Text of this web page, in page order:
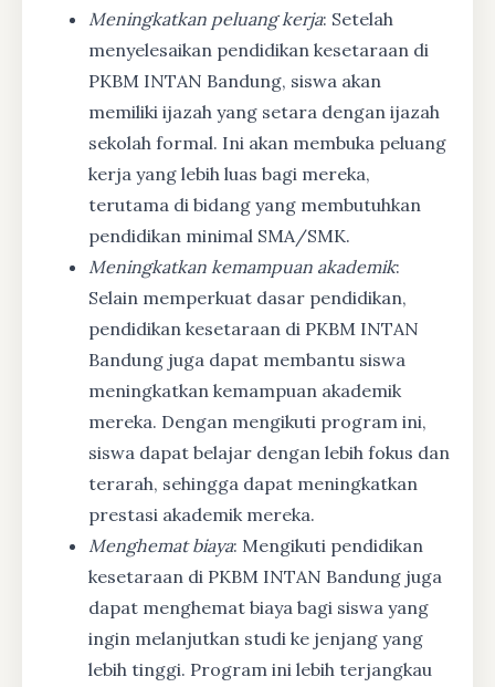
Meningkatkan peluang kerja: Setelah
menyelesaikan pendidikan kesetaraan di
PKBM INTAN Bandung, siswa akan
memiliki ijazah yang setara dengan ijazah
sekolah formal. Ini akan membuka peluang
kerja yang lebih luas bagi mereka,
terutama di bidang yang membutuhkan
pendidikan minimal SMA/SMK.
Meningkatkan kemampuan akademik:
Selain memperkuat dasar pendidikan,
pendidikan kesetaraan di PKBM INTAN
Bandung juga dapat membantu siswa
meningkatkan kemampuan akademik
mereka. Dengan mengikuti program ini,
siswa dapat belajar dengan lebih fokus dan
terarah, sehingga dapat meningkatkan
prestasi akademik mereka.
Menghemat biaya: Mengikuti pendidikan
kesetaraan di PKBM INTAN Bandung juga
dapat menghemat biaya bagi siswa yang
ingin melanjutkan studi ke jenjang yang
lebih tinggi. Program ini lebih terjangkau